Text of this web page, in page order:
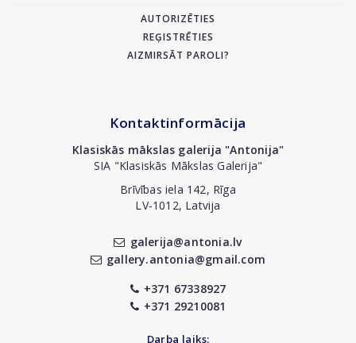
AUTORIZĒTIES
REĢISTRĒTIES
AIZMIRSĀT PAROLI?
Kontaktinformācija
Klasiskās mākslas galerija "Antonija"
SIA "Klasiskās Mākslas Galerija"
Brīvības iela 142, Rīga
LV-1012, Latvija
galerija@antonia.lv
gallery.antonia@gmail.com
+371 67338927
+371 29210081
Darba laiks: